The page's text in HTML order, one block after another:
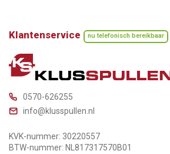
Klantenservice nu telefonisch bereikbaar
0570-626255
info@klusspullen.nl
KVK-nummer: 30220557
BTW-nummer: NL817317570B01